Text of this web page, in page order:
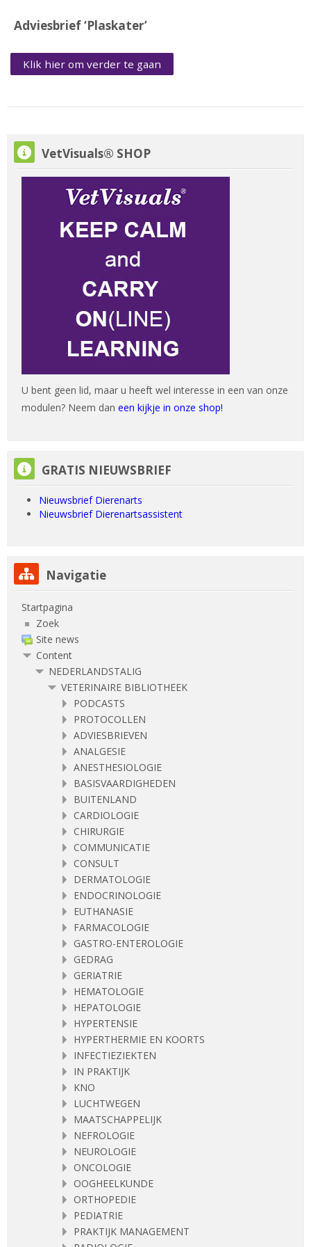
Adviesbrief ‘Plaskater’
Klik hier om verder te gaan
VetVisuals® SHOP overslaan
VetVisuals® SHOP
U bent geen lid, maar u heeft wel interesse in een van onze
modulen? Neem dan een kijkje in onze shop!
GRATIS NIEUWSBRIEF overslaan
GRATIS NIEUWSBRIEF
Nieuwsbrief Dierenarts
Nieuwsbrief Dierenartsassistent
Navigatie overslaan
Navigatie
Startpagina
Zoek
Site news
Content
NEDERLANDSTALIG
VETERINAIRE BIBLIOTHEEK
PODCASTS
PROTOCOLLEN
ADVIESBRIEVEN
ANALGESIE
ANESTHESIOLOGIE
BASISVAARDIGHEDEN
BUITENLAND
CARDIOLOGIE
CHIRURGIE
COMMUNICATIE
CONSULT
DERMATOLOGIE
ENDOCRINOLOGIE
EUTHANASIE
FARMACOLOGIE
GASTRO-ENTEROLOGIE
GEDRAG
GERIATRIE
HEMATOLOGIE
HEPATOLOGIE
HYPERTENSIE
HYPERTHERMIE EN KOORTS
INFECTIEZIEKTEN
IN PRAKTIJK
KNO
LUCHTWEGEN
MAATSCHAPPELIJK
NEFROLOGIE
NEUROLOGIE
ONCOLOGIE
OOGHEELKUNDE
ORTHOPEDIE
PEDIATRIE
PRAKTIJK MANAGEMENT